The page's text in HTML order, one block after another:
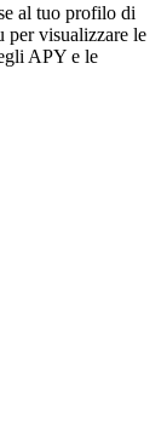
al tuo profilo di
per visualizzare le
APY e le